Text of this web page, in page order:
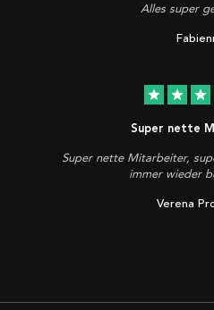
Alles super
star star star
Super nette
Super nette Mitarbeiter,
immer wieder
Verena